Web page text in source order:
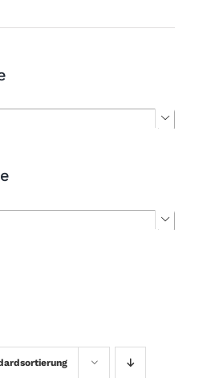

